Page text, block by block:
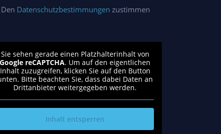
Den Datenschutzbestimmungen zustimmen
Sie sehen gerade einen Platzhalterinhalt von
Google reCAPTCHA. Um auf den eigentlichen
Inhalt zuzugreifen, klicken Sie auf den Button
Bitte beachten Sie, dass dabei Daten an
Drittanbieter weitergegeben werden.
Inhalt entsperren